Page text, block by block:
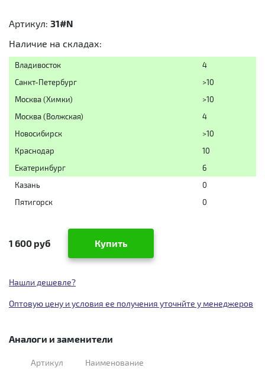
Артикул: 31#N
Наличие на складах:
Владивосток
4
Санкт-Петербург
>10
Москва (Химки)
>10
Москва (Волжская)
4
Новосибирск
>10
Краснодар
10
Екатеринбург
6
Казань
0
Пятигорск
0
1 600 руб Купить
Нашли дешевле?
Оптовую цену и условия ее получения уточнйте у менеджеров
Аналоги и заменители
Артикул Наименование